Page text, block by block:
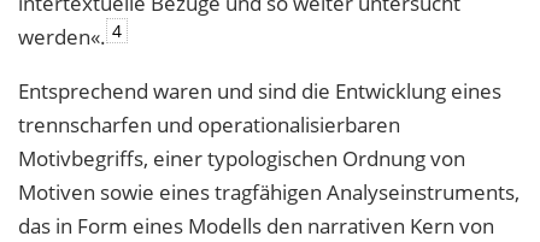
werden«. 4
Entsprechend waren und sind die Entwicklung eines
trennscharfen und operationalisierbaren
Motivbegriffs, einer typologischen Ordnung von
Motiven sowie eines tragfähigen Analyseinstruments,
das in Form eines Modells den narrativen Kern von